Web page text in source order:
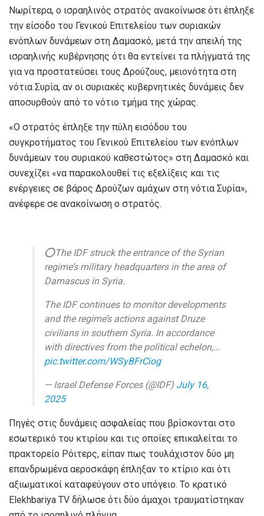
Νωρίτερα, ο ισραηλινός στρατός ανακοίνωσε ότι έπληξε
την είσοδο του Γενικού Επιτελείου των συριακών
ενόπλων δυνάμεων στη Δαμασκό, μετά την απειλή της
ισραηλινής κυβέρνησης ότι θα εντείνει τα πλήγματά της
για να προστατεύσει τους Δρούζους, μειονότητα στη
νότια Συρία, αν οι συριακές κυβερνητικές δυνάμεις δεν
αποσυρθούν από το νότιο τμήμα της χώρας.
«Ο στρατός έπληξε την πύλη εισόδου του
συγκροτήματος του Γενικού Επιτελείου των ενόπλων
δυνάμεων του συριακού καθεστώτος» στη Δαμασκό και
συνεχίζει «να παρακολουθεί τις εξελίξεις και τις
ενέργειες σε βάρος Δρούζων αμάχων στη νότια Συρία»,
ανέφερε σε ανακοίνωση ο στρατός.
⭕️The IDF struck the entrance of the Syrian
regime’s military headquarters in the area of
Damascus in Syria.
The IDF continues to monitor developments
and the regime’s actions against Druze
civilians in southern Syria. In accordance
with directives from the political echelon,…
pic.twitter.com/WSyBFrCiog
— Israel Defense Forces (@IDF) July 16,
2025
Πηγές στις δυνάμεις ασφαλείας που βρίσκονται στο
εσωτερικό του κτιρίου και τις οποίες επικαλείται το
πρακτορείο Ρόιτερς, είπαν πως τουλάχιστον δύο μη
επανδρωμένα αεροσκάφη έπληξαν το κτίριο και ότι
αξιωματικοί καταφεύγουν στο υπόγειο. Το κρατικό
Elekhbariya TV δήλωσε ότι δύο άμαχοι τραυματίστηκαν